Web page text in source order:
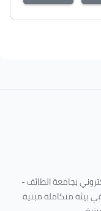
بجامعة الطائف -
بيئة متكاملة مبنية